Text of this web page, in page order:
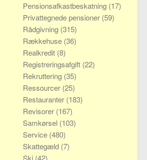
Pensionsafkastbeskatning (17)
Privattegnede pensioner (59)
Rådgivning (315)
Rækkehuse (36)
Realkredit (8)
Registreringsafgift (22)
Rekruttering (35)
Ressourcer (25)
Restauranter (183)
Revisorer (167)
Samkørsel (103)
Service (480)
Skattegæld (7)
Ski (42)